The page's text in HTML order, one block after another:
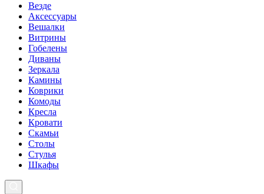
Везде
Аксессуары
Вешалки
Витрины
Гобелены
Диваны
Зеркала
Камины
Коврики
Комоды
Кресла
Кровати
Скамьи
Столы
Стулья
Шкафы